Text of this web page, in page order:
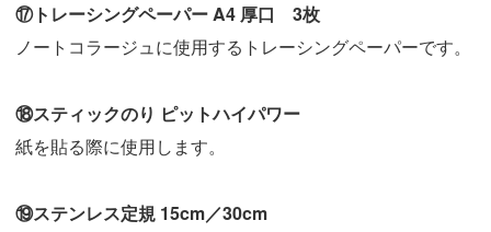
⑰トレーシングペーパー A4 厚口 3枚
ノートコラージュに使用するトレーシングペーパーです。
⑱スティックのり ピットハイパワー
紙を貼る際に使用します。
⑲ステンレス定規 15cm／30cm